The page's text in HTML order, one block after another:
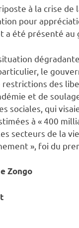
à la crise de
pour
a été présenté
le
restrictions des
et de
sociales, qui
à « 400
secteurs de la
», foi du
Zongo